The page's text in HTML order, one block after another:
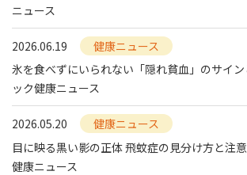
ニュース
2026.06.19
健康ニュース
氷を食べずにいられない「隠れ貧血」のサイ
ック健康ニュース
2026.05.20
健康ニュース
目に映る黒い影の正体 飛蚊症の見分け方と注
健康ニュース